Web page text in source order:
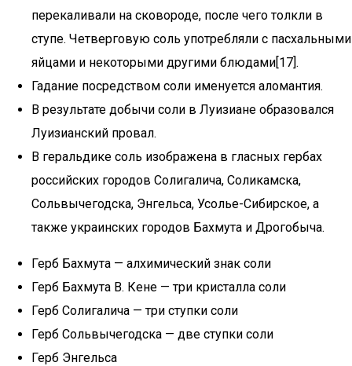
перекаливали на сковороде, после чего толкли в
ступе. Четверговую соль употребляли с пасхальными
яйцами и некоторыми другими блюдами[17].
Гадание посредством соли именуется аломантия.
В результате добычи соли в Луизиане образовался
Луизианский провал.
В геральдике соль изображена в гласных гербах
российских городов Солигалича, Соликамска,
Сольвычегодска, Энгельса, Усолье-Сибирское, а
также украинских городов Бахмута и Дрогобыча.
Герб Бахмута — алхимический знак соли
Герб Бахмута В. Кене — три кристалла соли
Герб Солигалича — три ступки соли
Герб Сольвычегодска — две ступки соли
Герб Энгельса